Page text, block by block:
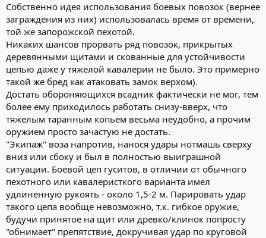
Собственно идея использования боевых повозок (вернее
заграждения из них) использовалась время от времени,
той же запорожской пехотой.
Никаких шансов прорвать ряд повозок, прикрытых
деревянными щитами и скованные для устойчивости
цепью даже у тяжелой кавалерии не было. Это примерно
такой же бред как атаковать замок верхом).
Достать обороняющихся всадник фактически не мог, тем
более ему приходилось работать снизу-вверх, что
тяжелым таранным копьем весьма неудобно, а прочим
оружием просто зачастую не достать.
"Экипаж" воза напротив, нанося удары нотмашь сверху
вниз или сбоку и был в полностью выиграшной
ситуации. Боевой цеп гуситов, в отличии от обычного
пехотного или кавалеристкого варианта имел
удлиненную рукоять - около 1,5-2 м. Парировать удар
такого цепа вообще невозможно, т.к. гибкое оружие,
будучи принятое на щит или древко/клинок попросту
"обнимает" препятствие, докручивая удар по круговой